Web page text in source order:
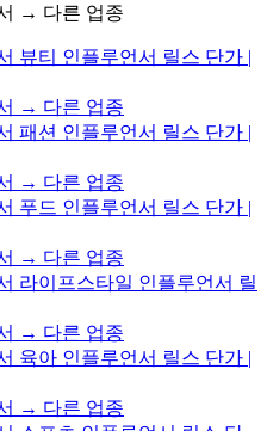
→ 다른 업종
뷰티 인플루언서 릴스 단가 |
→ 다른 업종
패션 인플루언서 릴스 단가 |
→ 다른 업종
푸드 인플루언서 릴스 단가 |
→ 다른 업종
라이프스타일 인플루언서 릴
→ 다른 업종
육아 인플루언서 릴스 단가 |
→ 다른 업종